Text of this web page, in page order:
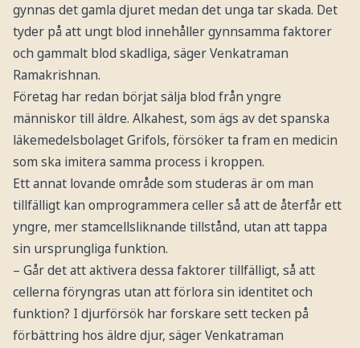
gynnas det gamla djuret medan det unga tar skada. Det
tyder på att ungt blod innehåller gynnsamma faktorer
och gammalt blod skadliga, säger Venkatraman
Ramakrishnan.
Företag har redan börjat sälja blod från yngre
människor till äldre. Alkahest, som ägs av det spanska
läkemedelsbolaget Grifols, försöker ta fram en medicin
som ska imitera samma process i kroppen.
Ett annat lovande område som studeras är om man
tillfälligt kan omprogrammera celler så att de återfår ett
yngre, mer stamcellsliknande tillstånd, utan att tappa
sin ursprungliga funktion.
– Går det att aktivera dessa faktorer tillfälligt, så att
cellerna föryngras utan att förlora sin identitet och
funktion? I djurförsök har forskare sett tecken på
förbättring hos äldre djur, säger Venkatraman